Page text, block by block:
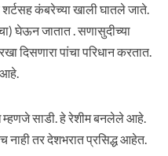
शर्टसह कंबरेच्या खाली घातले जाते.
घेऊन जातात . सणासुदीच्या
दिसणारा पांचा परिधान करतात.
आहे.
म्हणजे साडी. हे रेशीम बनलेले आहे.
तर देशभरात प्रसिद्ध आहेत.